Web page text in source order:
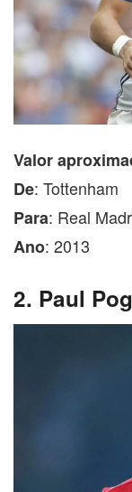
Valor
De: Tottenham
Para: Real
Ano: 2013
2. Paul